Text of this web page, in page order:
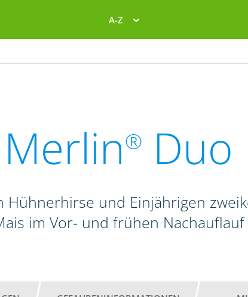
A-Z
Merlin® Duo
Hühnerhirse und Einjährigen
im Vor- und frühen Nachauflauf